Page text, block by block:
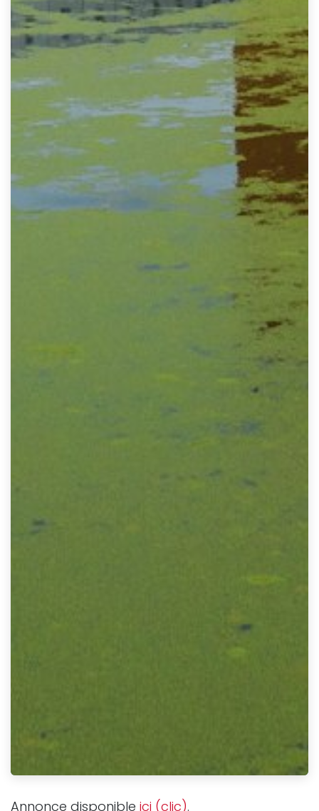
Annonce disponible ici (clic).